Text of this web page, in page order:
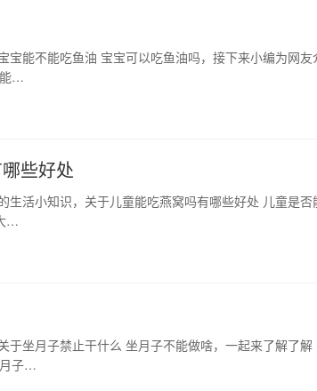
能不能吃鱼油 宝宝可以吃鱼油吗，接下来小编为网友
能…
些好处
生活小知识，关于儿童能吃燕窝吗有哪些好处 儿童是否
…
坐月子禁止干什么 坐月子不能做啥，一起来了解了解
子…